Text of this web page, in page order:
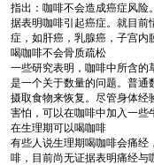
指出：咖啡不会造成癌症风险
据表明咖啡引起癌症。就目前
症，如肝癌，乳腺癌，子宫内
喝咖啡不会骨质疏松
一些研究表明，咖啡中所含的
是一个关于数量的问题。普通
摄取食物来恢复。尽管身体经
害怕，可以在咖啡中加入一些
在生理期可以喝咖啡
有些人说生理期喝咖啡会痛经
啡，目前尚无证据表明痛经与